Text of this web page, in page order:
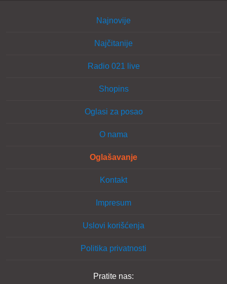
Najnovije
Najčitanije
Radio 021 live
Shopins
Oglasi za posao
O nama
Oglašavanje
Kontakt
Impresum
Uslovi korišćenja
Politika privatnosti
Pratite nas: